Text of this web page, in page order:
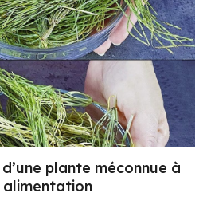
plante méconnue à